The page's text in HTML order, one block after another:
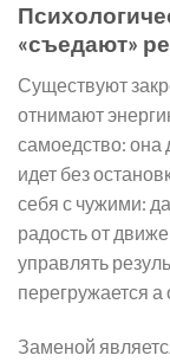
«съедают»
Существуют
отнимают
самоедство: она
идет без
себя с чужими:
радость от
управлять
перегружается а
Заменой